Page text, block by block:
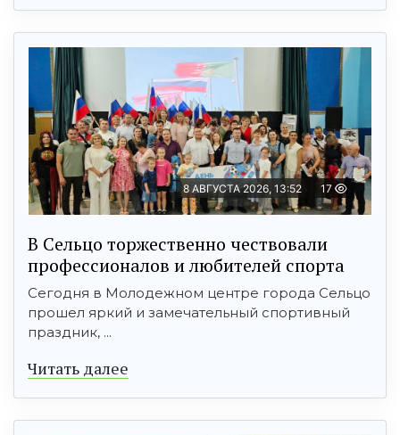
8 АВГУСТА 2026, 13:52 17
В Сельцо торжественно чествовали
профессионалов и любителей спорта
Сегодня в Молодежном центре города Сельцо
прошел яркий и замечательный спортивный
праздник, ...
Читать далее